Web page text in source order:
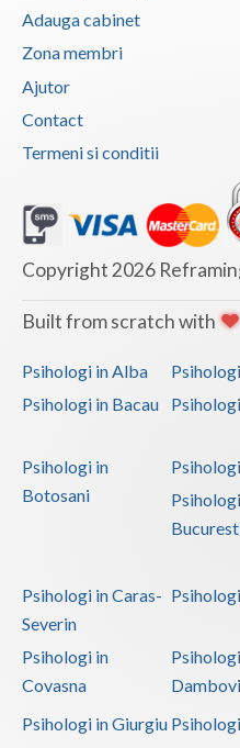
Adauga cabinet
Zona membri
Ajutor
Contact
Termeni si conditii
Copyright 2026
Built from scratch with
Psihologi in Alba
Psihologi in Bacau
Psihologi in
Botosani
Psihologi in Caras-
Severin
Psihologi in
Covasna
Psihologi in Giurgiu